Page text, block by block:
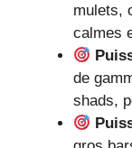
mulets,
calmes
de
shads,